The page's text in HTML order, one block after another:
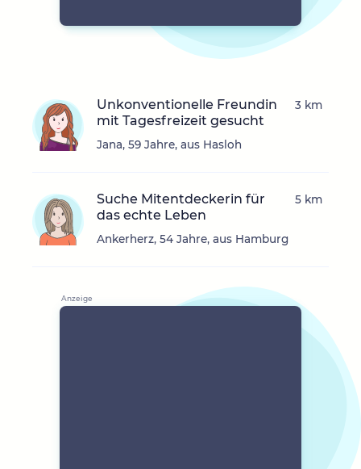
Unkonventionelle Freundin
mit Tagesfreizeit gesucht
Jana, 59 Jahre, aus Hasloh
3 km
Suche Mitentdeckerin für
das echte Leben
Ankerherz, 54 Jahre, aus Hamburg
5 km